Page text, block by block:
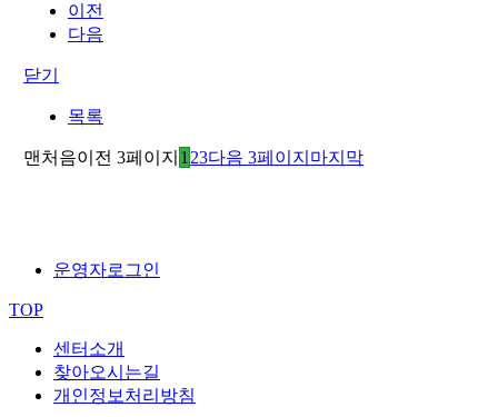
이전
다음
닫기
목록
맨처음이전 3페이지 1 23다음 3페이지 마지막
운영자로그인
TOP
센터소개
찾아오시는길
개인정보처리방침